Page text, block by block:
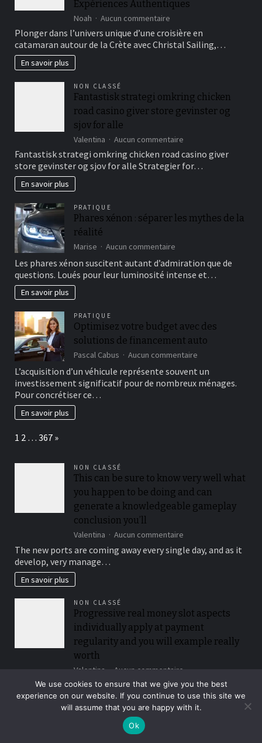
Expériences Authentiques
Noah Aucun commentaire
Découvrez
la
Croisière
Crète
avec
Christal
Expériences
Authentiques
Plonger dans l’univers unique d’une croisière en
catamaran autour de la Crète avec Christal Sailing,…
En savoir plus
NON CLASSÉ
Fantastisk strategi omkring chicken
road casino giver store gevinster og
sjov for alle
Valentina Aucun commentaire
Fantastisk
strategi
omkring
store
for
alle
Fantastisk strategi omkring chicken road casino giver
store gevinster og sjov for alle Strategier for…
En savoir plus
PRATIQUE
Phares xénon : séparer les mythes de la
réalité
Marise Aucun commentaire
xénon
:
la
réalité
Les phares xénon suscitent autant d’admiration que de
questions. Loués pour leur luminosité intense et…
En savoir plus
PRATIQUE
Optimisez votre budget avec des
solutions de financement auto
Pascal Cabus Aucun commentaire
votre
budget
L’acquisition d’un véhicule représente souvent un
investissement significatif pour de nombreux ménages.
Pour concrétiser ce…
En savoir plus
Page:
1 2 … 367 Next
»
NON CLASSÉ
This can be sure to know very well what
you happen to be doing and can
generate a knowledgeable gameplay
conclusion you’ll
Valentina Aucun commentaire
This
can
very
well
what
you
happen
doing
and
can
generate
The new ports are coming away every single day, and as it
develop, very manage…
En savoir plus
NON CLASSÉ
Progressive real money slot aspects
individually apply at payment
regularity and you will example really
worth
Valentina Aucun commentaire
Progressive
money
slot
Spread out signs tend to trigger free spins otherwise
incentive cycles, and so they usually…
We use cookies to ensure that we give you the best
experience on our website. If you continue to use this site we
will assume that you are happy with it.
Ok